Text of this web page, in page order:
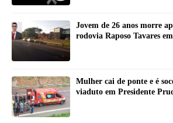
Jovem de 26 anos morre
rodovia Raposo Tavares
Mulher cai de ponte e é
viaduto em Presidente